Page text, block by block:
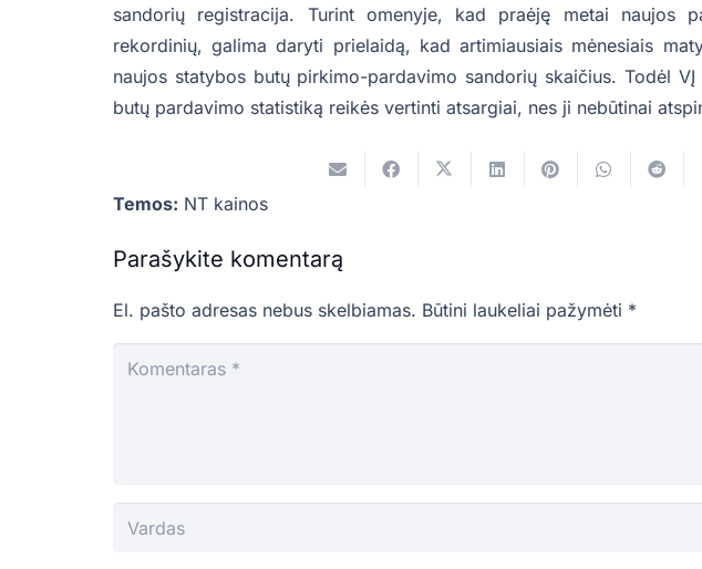
sandorių registracija. Turint omenyje, kad praėję metai naujos
rekordinių, galima daryti prielaidą, kad artimiausiais mėnesiais
naujos statybos butų pirkimo-pardavimo sandorių skaičius. Todėl VĮ
butų pardavimo statistiką reikės vertinti atsargiai, nes ji nebūtinai
Temos: NT kainos
Parašykite komentarą
El. pašto adresas nebus skelbiamas. Būtini laukeliai pažymėti *